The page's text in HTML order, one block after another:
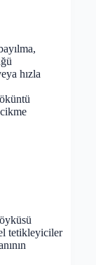
hızla
tetikleyiciler